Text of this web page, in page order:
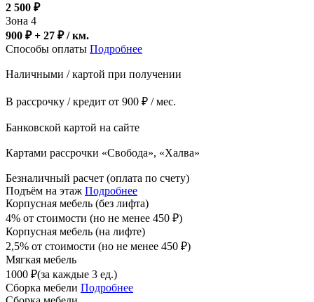
2 500 ₽
Зона 4
900 ₽ + 27 ₽/ км.
Способы оплаты Подробнее
Наличными / картой при получении
В рассрочку / кредит от 900 ₽ / мес.
Банковской картой на сайте
Картами рассрочки «Свобода», «Халва»
Безналичный расчет (оплата по счету)
Подъём на этаж Подробнее
Корпусная мебель (без лифта)
4% от стоимости (но не менее 450 ₽)
Корпусная мебель (на лифте)
2,5% от стоимости (но не менее 450 ₽)
Мягкая мебель
1000 ₽(за каждые 3 ед.)
Сборка мебели Подробнее